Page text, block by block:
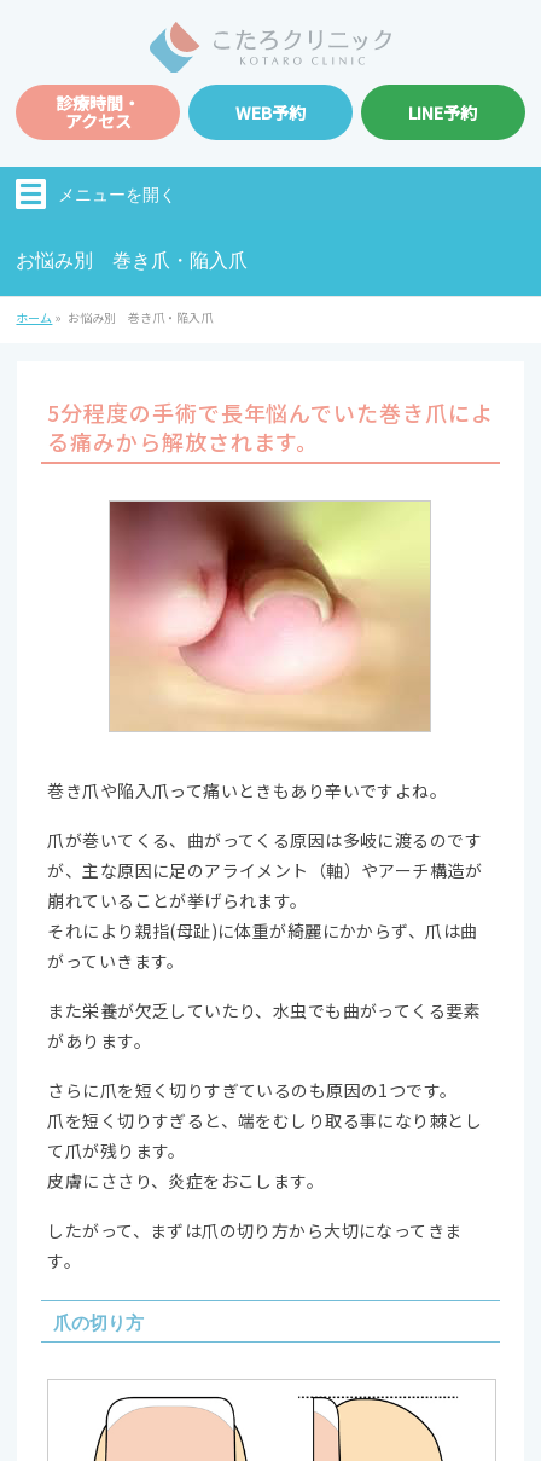
診療時間・
アクセス WEB予約 LINE予約
メニューを開く
お悩み別 巻き爪・陥入爪
ホーム » お悩み別 巻き爪・陥入爪
5分程度の手術で長年悩んでいた巻き爪によ
る痛みから解放されます。
巻き爪や陥入爪って痛いときもあり辛いですよね。
爪が巻いてくる、曲がってくる原因は多岐に渡るのです
が、主な原因に足のアライメント（軸）やアーチ構造が
崩れていることが挙げられます。
それにより親指(母趾)に体重が綺麗にかからず、爪は曲
がっていきます。
また栄養が欠乏していたり、水虫でも曲がってくる要素
があります。
さらに爪を短く切りすぎているのも原因の1つです。
爪を短く切りすぎると、端をむしり取る事になり棘とし
て爪が残ります。
皮膚にささり、炎症をおこします。
したがって、まずは爪の切り方から大切になってきま
す。
爪の切り方